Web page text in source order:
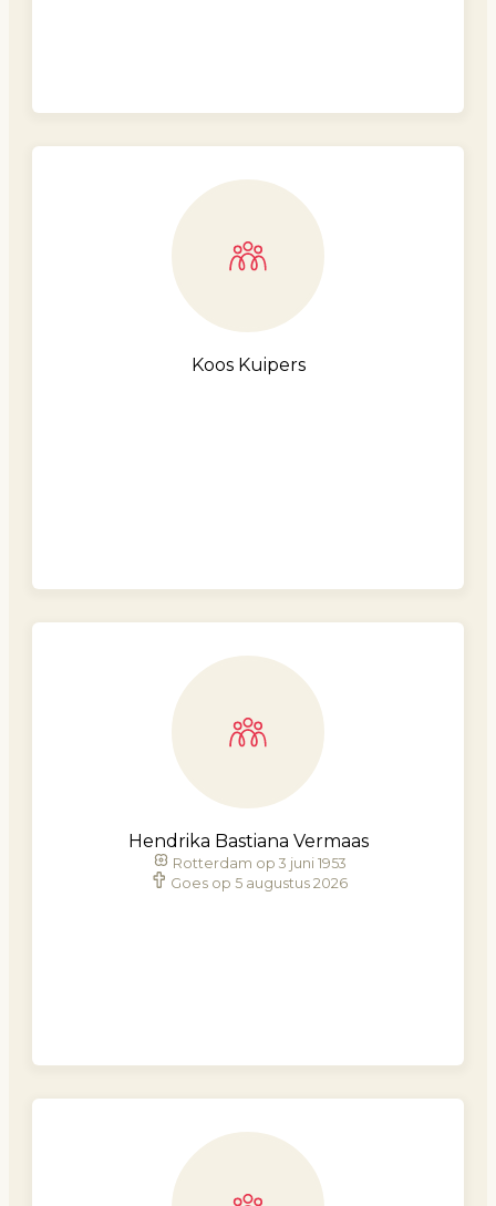
Koos Kuipers
Hendrika Bastiana Vermaas
Rotterdam op 3 juni 1953
Goes op 5 augustus 2026